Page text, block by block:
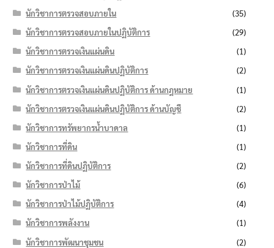
นักวิชาการตรวจสอบภายใน
(35)
นักวิชาการตรวจสอบภายในปฏิบัติการ
(29)
นักวิชาการตรวจเงินแผ่นดิน
(1)
นักวิชาการตรวจเงินแผ่นดินปฏิบัติการ
(2)
นักวิชาการตรวจเงินแผ่นดินปฏิบัติการ ด้านกฎหมาย
(1)
นักวิชาการตรวจเงินแผ่นดินปฏิบัติการ ด้านบัญชี
(2)
นักวิชาการทรัพยากรน้ำบาดาล
(1)
นักวิชาการที่ดิน
(1)
นักวิชาการที่ดินปฏิบัติการ
(2)
นักวิชาการป่าไม้
(6)
นักวิชาการป่าไม้ปฏิบัติการ
(4)
นักวิชาการพลังงาน
(1)
นักวิชาการพัฒนาชุมชน
(2)